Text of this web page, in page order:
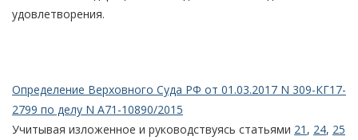
удовлетворения.
Определение Верховного Суда РФ от 01.03.2017 N 309-КГ17-
2799 по делу N А71-10890/2015
Учитывая изложенное и руководствуясь статьями 21 , 24, 25